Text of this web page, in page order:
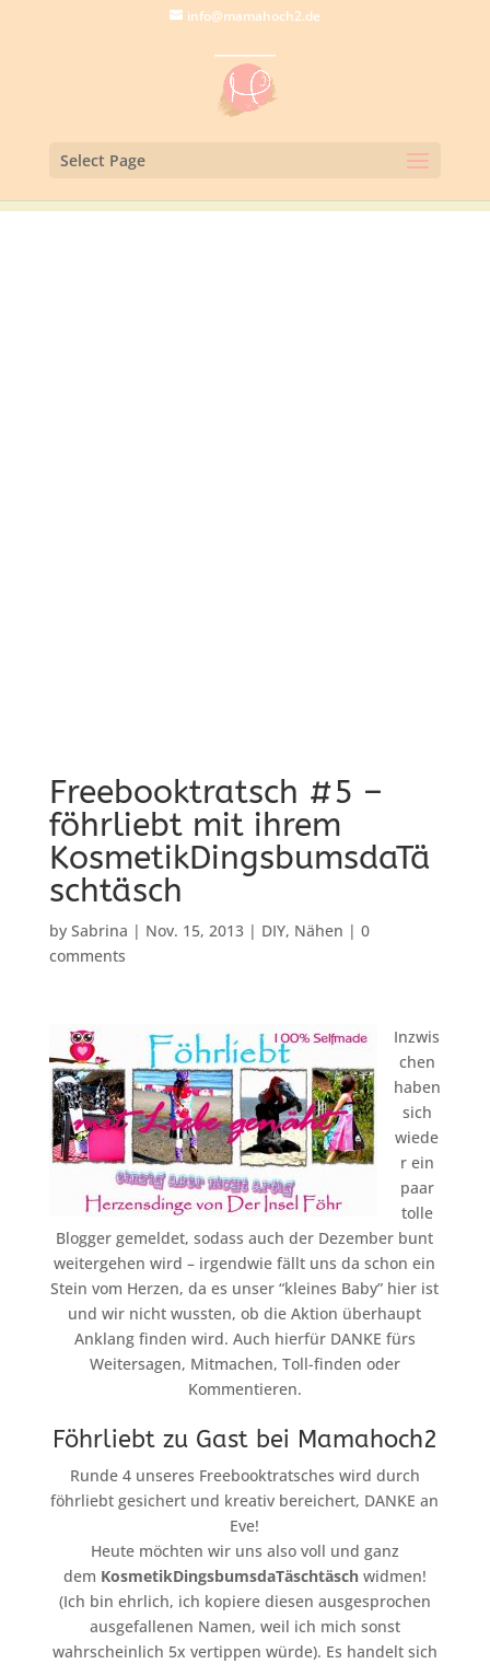
info@mamahoch2.de
Select Page
Freebooktratsch #5 –
föhrliebt mit ihrem
KosmetikDingsbumsdaTä
schtäsch
by Sabrina | Nov. 15, 2013| DIY, Nähen | 0
comments
Inzwis
chen
haben
sich
wiede
r ein
paar
tolle
Blogger gemeldet, sodass auch der Dezember bunt
weitergehen wird – irgendwie fällt uns da schon ein
Stein vom Herzen, da es unser “kleines Baby” hier ist
und wir nicht wussten, ob die Aktion überhaupt
Anklang finden wird. Auch hierfür DANKE fürs
Weitersagen, Mitmachen, Toll-finden oder
Kommentieren.
Föhrliebt zu Gast bei Mamahoch2
Runde 4 unseres Freebooktratsches wird durch
föhrliebt gesichert und kreativ bereichert, DANKE an
Eve!
Heute möchten wir uns also voll und ganz
dem KosmetikDingsbumsdaTäschtäsch widmen!
(Ich bin ehrlich, ich kopiere diesen ausgesprochen
ausgefallenen Namen, weil ich mich sonst
wahrscheinlich 5x vertippen würde). Es handelt sich